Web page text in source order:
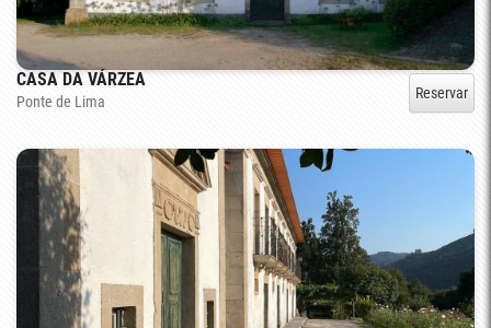
CASA DA VÁRZEA
Ponte de Lima Reservar